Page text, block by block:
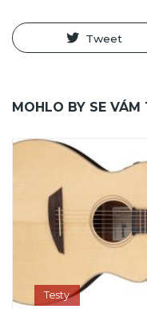
Tweet
MOHLO BY SE VÁM
Testy